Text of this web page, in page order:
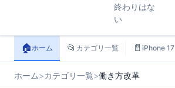
終わりはな
い
🏠ホーム 📂 カテゴリ一覧 📄 iPhone 17
ホーム>カテゴリ一覧>働き方改革